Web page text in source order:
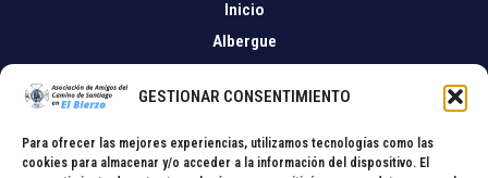
GESTIONAR CONSENTIMIENTO
Para ofrecer las mejores experiencias, utilizamos tecnologías como las
cookies para almacenar y/o acceder a la información del dispositivo. El
Inicio
Albergue
Blog
Contacto2